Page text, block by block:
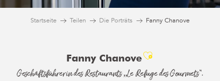
Startseite Teilen Die Porträts Fanny Chanove
Fanny ChanoveAjouter aux
Geschäftsführerin des Restaurants „Le Refuge des Gourmets“.